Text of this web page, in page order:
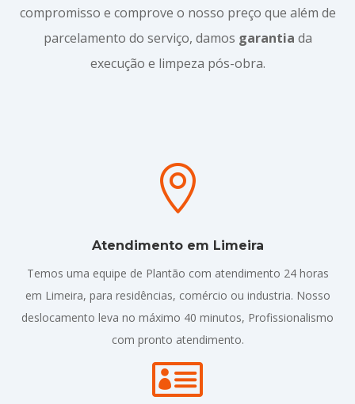
compromisso e comprove o nosso preço que além de
parcelamento do serviço, damos garantia da
execução e limpeza pós-obra.

Atendimento em Limeira
Temos uma equipe de Plantão com atendimento 24 horas
em Limeira, para residências, comércio ou industria. Nosso
deslocamento leva no máximo 40 minutos, Profissionalismo
com pronto atendimento.
